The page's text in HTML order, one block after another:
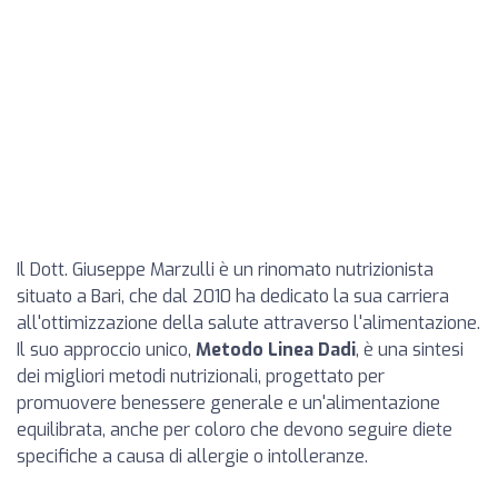
Il Dott. Giuseppe Marzulli è un rinomato nutrizionista
situato a Bari, che dal 2010 ha dedicato la sua carriera
all'ottimizzazione della salute attraverso l'alimentazione.
Il suo approccio unico, Metodo Linea Dadi, è una sintesi
dei migliori metodi nutrizionali, progettato per
promuovere benessere generale e un'alimentazione
equilibrata, anche per coloro che devono seguire diete
specifiche a causa di allergie o intolleranze.